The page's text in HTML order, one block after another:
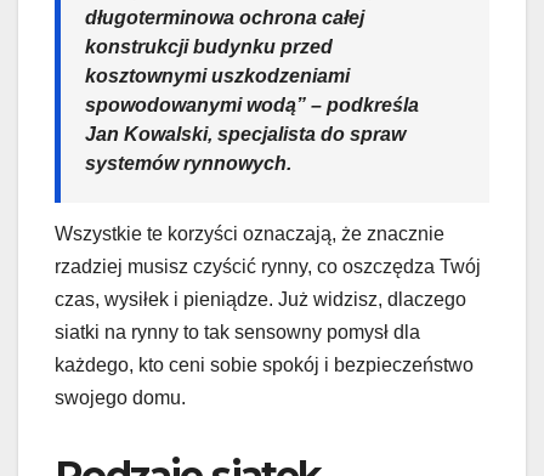
długoterminowa ochrona całej
konstrukcji budynku przed
kosztownymi uszkodzeniami
spowodowanymi wodą” – podkreśla
Jan Kowalski, specjalista do spraw
systemów rynnowych.
Wszystkie te korzyści oznaczają, że znacznie
rzadziej musisz czyścić rynny, co oszczędza Twój
czas, wysiłek i pieniądze. Już widzisz, dlaczego
siatki na rynny to tak sensowny pomysł dla
każdego, kto ceni sobie spokój i bezpieczeństwo
swojego domu.